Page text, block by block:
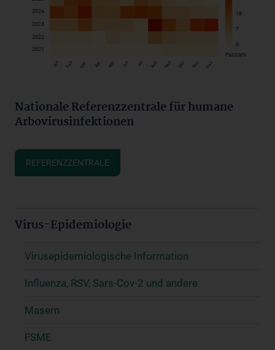
Nationale Referenzzentrale für humane
Arbovirusinfektionen
REFERENZZENTRALE
Virus-Epidemiologie
Virusepidemiologische Information
Influenza, RSV, Sars-Cov-2 und andere
Masern
FSME